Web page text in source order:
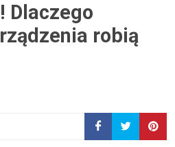
Dlaczego
robią